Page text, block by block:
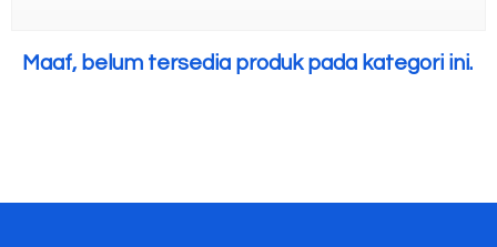
Maaf, belum tersedia produk pada kategori ini.